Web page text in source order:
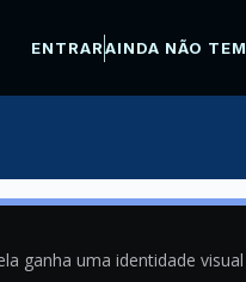
ENTRARAINDA NÃO
ganha uma identidade